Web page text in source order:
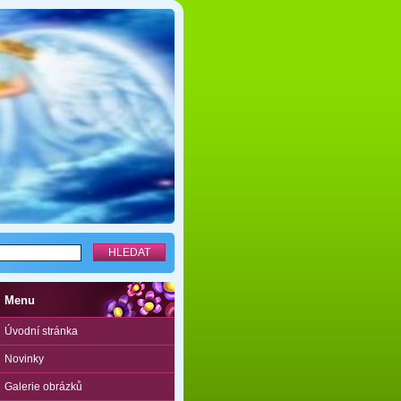
Menu
Úvodní stránka
Novinky
Galerie obrázků